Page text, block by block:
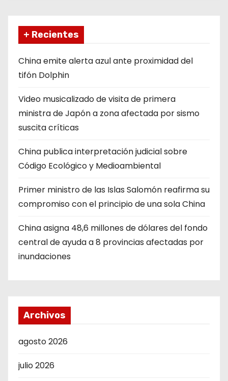
+ Recientes
China emite alerta azul ante proximidad del
tifón Dolphin
Video musicalizado de visita de primera
ministra de Japón a zona afectada por sismo
suscita críticas
China publica interpretación judicial sobre
Código Ecológico y Medioambiental
Primer ministro de las Islas Salomón reafirma su
compromiso con el principio de una sola China
China asigna 48,6 millones de dólares del fondo
central de ayuda a 8 provincias afectadas por
inundaciones
Archivos
agosto 2026
julio 2026